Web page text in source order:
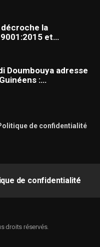
décroche la
et…
Doumbouya adresse
:…
de confidentialité
de confidentialité
droits réservés.